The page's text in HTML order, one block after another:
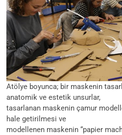
Atölye boyunca; bir maskenin
anatomik ve estetik unsurlar,
tasarlanan maskenin çamur
hale getirilmesi ve
modellenen maskenin “papier